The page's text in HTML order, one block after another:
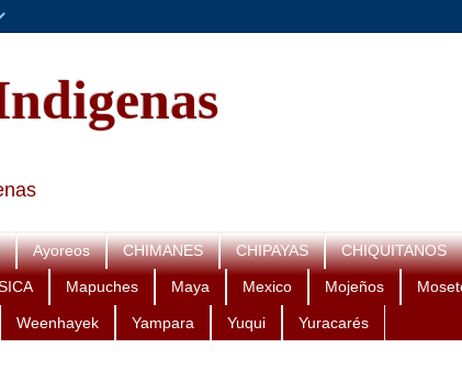
Ayoreos CHIMANES CHIPAYAS CHIQUITANOS
Mapuches Maya Mexico Mojeños
Weenhayek Yampara Yuqui Yuracarés